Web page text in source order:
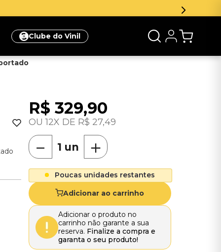
Clube do Vinil
R$ 329,90
12 R$ 27,49
＋
－
Poucas unidades restantes
Adicionar ao carrinho
Adicionar o produto no
carrinho não garante a sua
reserva. Finalize a compra e
garanta o seu produto!